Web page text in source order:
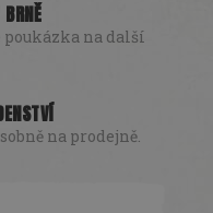
poukázka na další
na prodejně.